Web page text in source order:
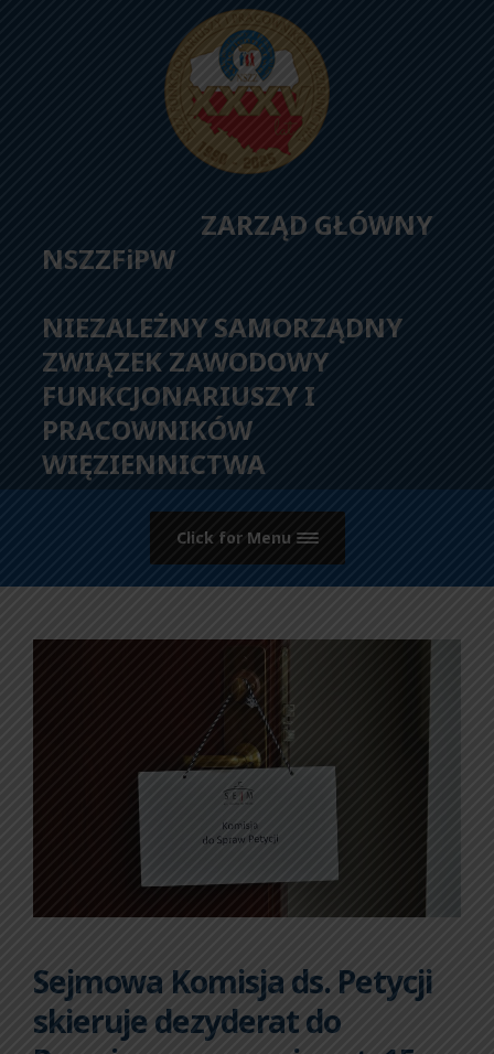
ZARZĄD GŁÓWNY
NSZZFiPW
NIEZALEŻNY SAMORZĄDNY
ZWIĄZEK ZAWODOWY
FUNKCJONARIUSZY I
PRACOWNIKÓW
WIĘZIENNICTWA
Click for Menu
Sejmowa Komisja ds. Petycji
skieruje dezyderat do